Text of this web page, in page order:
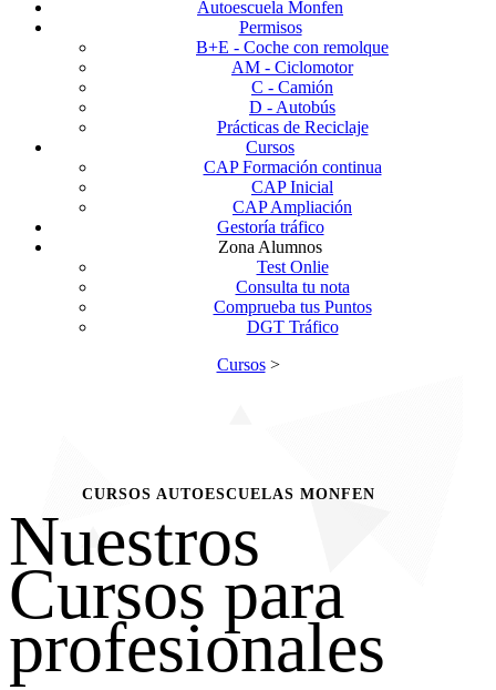
Autoescuela Monfen
Permisos
B+E - Coche con remolque
AM - Ciclomotor
C - Camión
D - Autobús
Prácticas de Reciclaje
Cursos
CAP Formación continua
CAP Inicial
CAP Ampliación
Gestoría tráfico
Zona Alumnos
Test Onlie
Consulta tu nota
Comprueba tus Puntos
DGT Tráfico
Cursos>
CURSOS AUTOESCUELAS MONFEN
Nuestros
Cursos para
profesionales